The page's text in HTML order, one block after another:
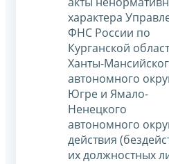
характера
ФНС России по
Курганской
Ханты-
автономного
Югре и Ямало-
Ненецкого
автономного
действия
их должностных